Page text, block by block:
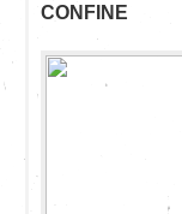
CONFINE